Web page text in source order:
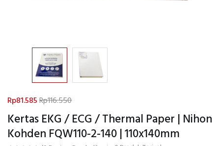
Kertas EKG / ECG / Thermal Paper | Nihon
Kohden FQW110-2-140 | 110x140mm
Rp81.585Rp116.550